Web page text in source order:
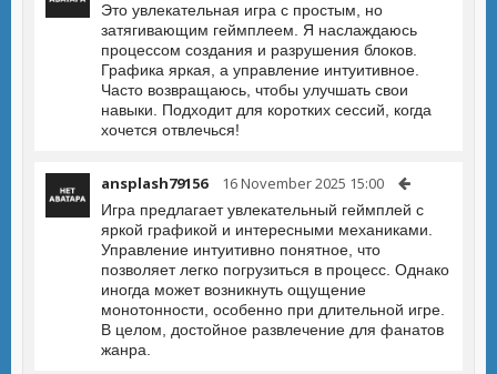
Это увлекательная игра с простым, но
затягивающим геймплеем. Я наслаждаюсь
процессом создания и разрушения блоков.
Графика яркая, а управление интуитивное.
Часто возвращаюсь, чтобы улучшать свои
навыки. Подходит для коротких сессий, когда
хочется отвлечься!
ansplash79156 16 November 2025 15:00
Игра предлагает увлекательный геймплей с
яркой графикой и интересными механиками.
Управление интуитивно понятное, что
позволяет легко погрузиться в процесс. Однако
иногда может возникнуть ощущение
монотонности, особенно при длительной игре.
В целом, достойное развлечение для фанатов
жанра.